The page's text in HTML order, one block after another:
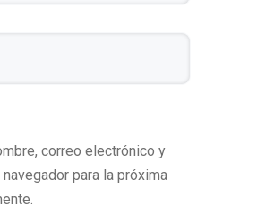
correo electrónico y
para la próxima